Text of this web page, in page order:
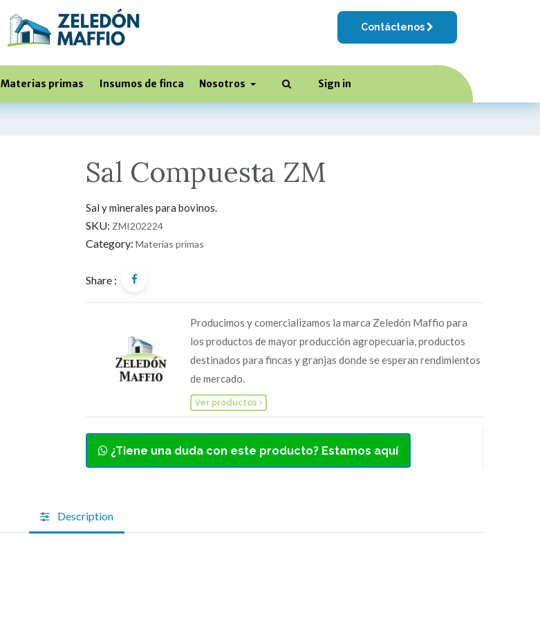
Contáctenos
Materias primas Insumos de finca Nosotros Sign in
Sal Compuesta ZM
Sal y minerales para bovinos.
SKU: ZMI202224
Category: Materias primas
Share :
Producimos y comercializamos la marca Zeledón Maffio para
los productos de mayor producción agropecuaria, productos
destinados para fincas y granjas donde se esperan rendimientos
de mercado.
Ver productos
¿Tiene una duda con este producto? Estamos aquí
Description